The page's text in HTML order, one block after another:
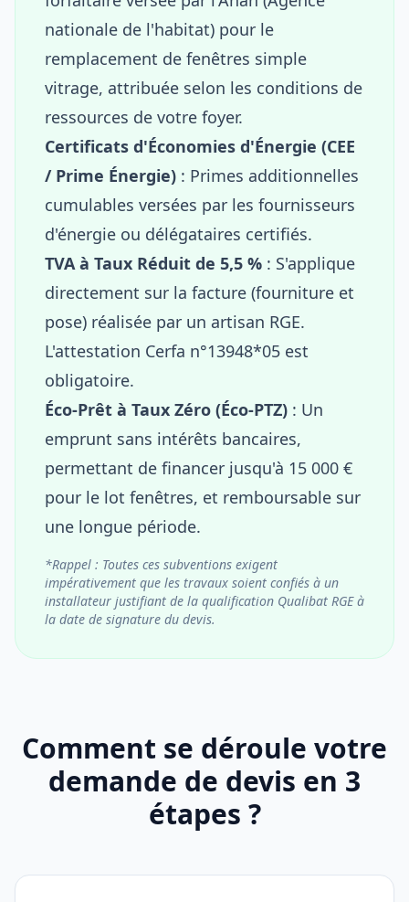
nationale de l'habitat) pour le
remplacement de fenêtres simple
vitrage, attribuée selon les conditions de
ressources de votre foyer.
Certificats d'Économies d'Énergie (CEE
/ Prime Énergie) : Primes additionnelles
cumulables versées par les fournisseurs
d'énergie ou délégataires certifiés.
TVA à Taux Réduit de 5,5 % : S'applique
directement sur la facture (fourniture et
pose) réalisée par un artisan RGE.
L'attestation Cerfa n°13948*05 est
obligatoire.
Éco-Prêt à Taux Zéro (Éco-PTZ) : Un
emprunt sans intérêts bancaires,
permettant de financer jusqu'à 15 000 €
pour le lot fenêtres, et remboursable sur
une longue période.
*Rappel : Toutes ces subventions exigent
impérativement que les travaux soient confiés à un
installateur justifiant de la qualification Qualibat RGE à
la date de signature du devis.
Comment se déroule votre
demande de devis en 3
étapes ?